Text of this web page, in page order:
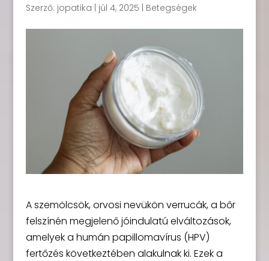
Szerző: jopatika júl 4, 2025 Betegségek
A szemölcsök, orvosi nevükön verrucák, a bőr
felszínén megjelenő jóindulatú elváltozások,
amelyek a humán papillomavírus (HPV)
fertőzés következtében alakulnak ki. Ezek a